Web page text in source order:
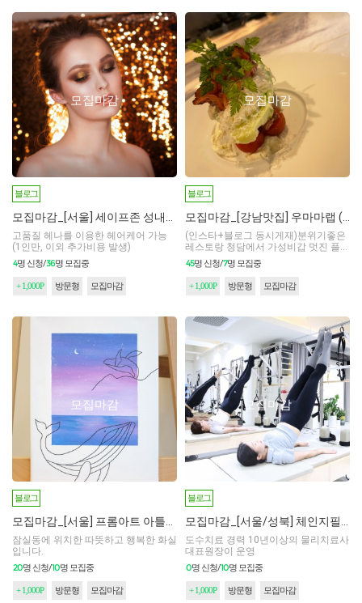
모집마감
블로그
고품질 헤나를 이용한 헤어케어 가능
(1인만, 이외 추가비용 발생)
4명 신청/36명 모집중
+ 1,000P 방문형 모집마감
모집마감
블로그
(인스타+블로그 동시게재)분위기좋은
레스토랑 청담에서 가성비갑 멋진 플레
이팅
45명 신청/7명 모집중
+ 1,000P 방문형 모집마감
모집마감
블로그
잠실동에 위치한 따뜻하고 행복한 화실
입니다.
20명 신청/10명 모집중
+ 1,000P 방문형 모집마감
모집마감
블로그
도수치료 경력 10년이상의 물리치료사
대표원장이 운영
0명 신청/10명 모집중
+ 1,000P 방문형 모집마감